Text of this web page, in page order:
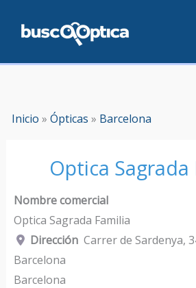
Inicio »Ópticas » Barcelona
Optica Sagrada
Nombre comercial
Optica Sagrada Familia
Dirección Carrer de Sardenya,
Barcelona
Barcelona